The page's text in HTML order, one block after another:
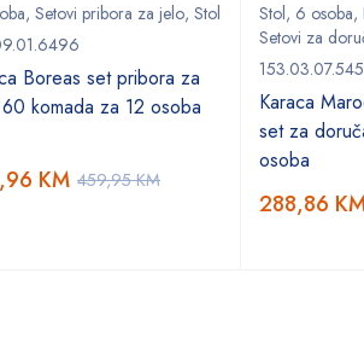
, Setovi pribora za jelo, Stol
Boreas set pribora za
komada za 12 osoba
459,95KM
KM
Stol, 6 osoba,
Setovi za
Karaca
set za
osoba
288,86